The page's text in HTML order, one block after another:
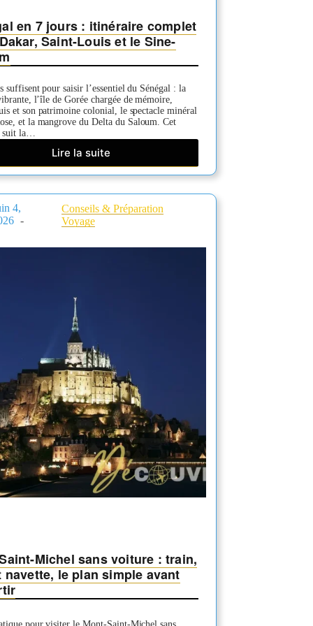
en 7 jours : itinéraire complet
Saint-Louis et le Sine-
suffisent pour saisir l’essentiel du Sénégal : la
l’île de Gorée chargée de mémoire,
et son patrimoine colonial, le spectacle minéral
et la mangrove du Delta du Saloum. Cet
la…
Lire la suite
Sénégal
en
jours
:
itinéraire
entre
Saloum
4,
Conseils & Préparation
Voyage
Michel sans voiture : train,
navette, le plan simple avant